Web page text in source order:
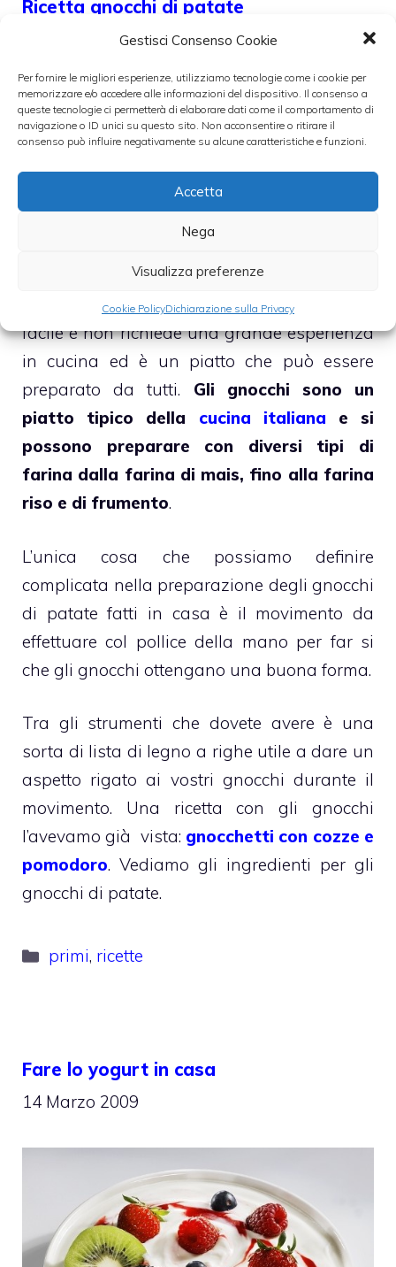
Gestisci Consenso Cookie
Per fornire le migliori esperienze, utilizziamo tecnologie come i cookie per
memorizzare e/o accedere alle informazioni del dispositivo. Il consenso a
queste tecnologie ci permetterà di elaborare dati come il comportamento di
navigazione o ID unici su questo sito. Non acconsentire o ritirare il
consenso può influire negativamente su alcune caratteristiche e funzioni.
Accetta
Nega
Visualizza preferenze
Cookie PolicyDichiarazione sulla Privacy
Ricetta gnocchi di patate
29 Giugno 2009
La preparazione degli gnocchi di patate è
facile e non richiede una grande esperienza
in cucina ed è un piatto che può essere
preparato da tutti. Gli gnocchi sono un
piatto tipico della cucina italiana e si
possono preparare con diversi tipi di
farina dalla farina di mais, fino alla farina
riso e di frumento.
L’unica cosa che possiamo definire
complicata nella preparazione degli gnocchi
di patate fatti in casa è il movimento da
effettuare col pollice della mano per far si
che gli gnocchi ottengano una buona forma.
Tra gli strumenti che dovete avere è una
sorta di lista di legno a righe utile a dare un
aspetto rigato ai vostri gnocchi durante il
movimento. Una ricetta con gli gnocchi
l’avevamo già vista: gnocchetti con cozze e
pomodoro. Vediamo gli ingredienti per gli
gnocchi di patate.
Categorie
primi, ricette
Fare lo yogurt in casa
14 Marzo 2009